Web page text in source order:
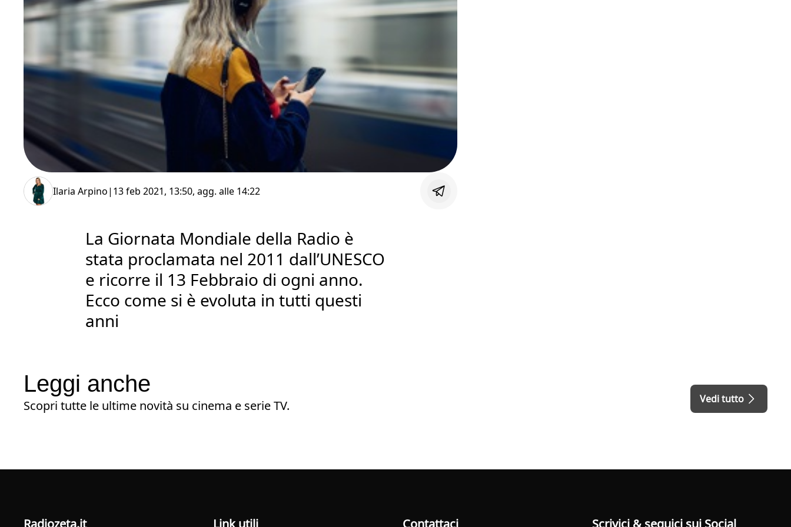
Ilaria Arpino| 13 feb 2021, 13:50, agg. alle 14:22
La Giornata Mondiale della Radio è
stata proclamata nel 2011 dall’UNESCO
e ricorre il 13 Febbraio di ogni anno.
Ecco come si è evoluta in tutti questi
anni
Leggi anche
Scopri tutte le ultime novità su cinema e serie TV. Vedi tutto